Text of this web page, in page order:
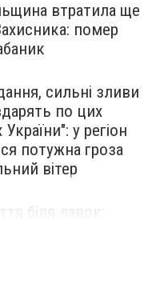
втратила ще
помер
сильні зливи
по цих
у регіон
потужна гроза
вітер
біля лавок:
у парку (ВІДЕО)